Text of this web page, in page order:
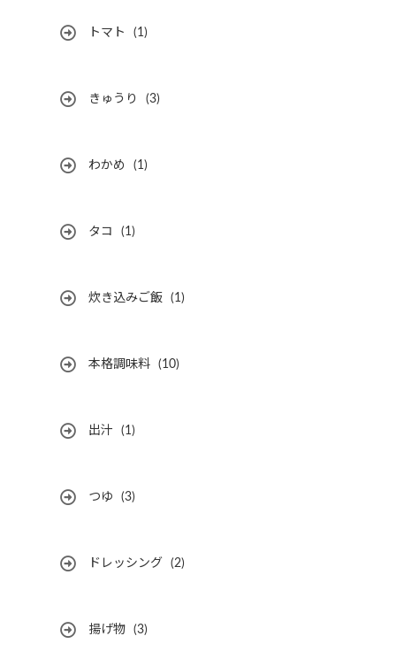
トマト (1)
きゅうり (3)
わかめ (1)
タコ (1)
炊き込みご飯 (1)
本格調味料 (10)
出汁 (1)
つゆ (3)
ドレッシング (2)
揚げ物 (3)